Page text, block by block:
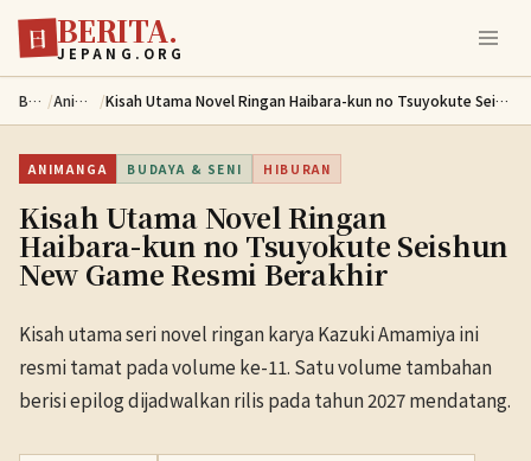
Lewati ke konten utama
日 BERITA.
JEPANG.ORG
Berita / Animanga / Kisah Utama Novel Ringan Haibara-kun no Tsuyokute Seishun New Game Resmi Berakhir
ANIMANGA BUDAYA & SENI HIBURAN
Kisah Utama Novel Ringan
Haibara-kun no Tsuyokute Seishun
New Game Resmi Berakhir
Kisah utama seri novel ringan karya Kazuki Amamiya ini
resmi tamat pada volume ke-11. Satu volume tambahan
berisi epilog dijadwalkan rilis pada tahun 2027 mendatang.